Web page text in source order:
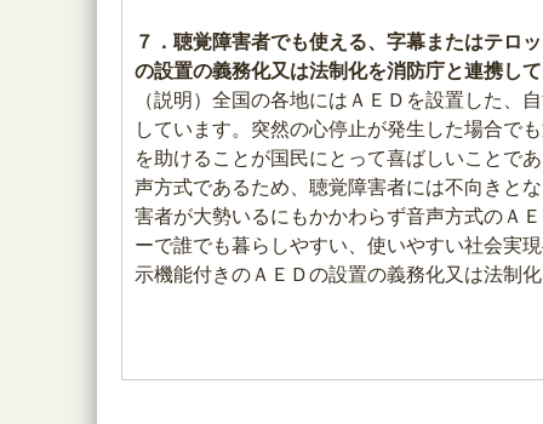
７．聴覚障害者でも使える、字幕またはテロ
の設置の義務化又は法制化を消防庁と連携し
（説明）全国の各地にはＡＥＤを設置した、
しています。突然の心停止が発生した場合で
を助けることが国民にとって喜ばしいことで
声方式であるため、聴覚障害者には不向きと
害者が大勢いるにもかかわらず音声方式のＡ
ーで誰でも暮らしやすい、使いやすい社会実
示機能付きのＡＥＤの設置の義務化又は法制